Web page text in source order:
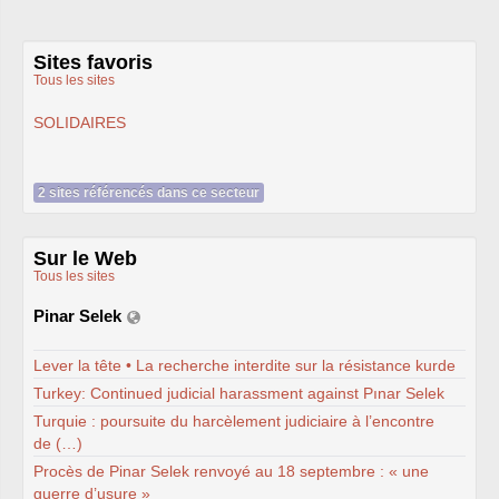
Cemagref)
IRSTEA, 2018
IRSTEA
Cemagref -IRSTEA, 2012
Cemagref, 2011
Cemagref, 2008
Mandat
PS2004-2008
labellisation Carnot
Budget - crédits labos
Emploi
Stagiaires
Action sociale
Sites favoris
Tous les sites
SOLIDAIRES
2 sites référencés dans ce secteur
Sur le Web
Tous les sites
Pinar Selek
Lever la tête • La recherche interdite sur la résistance kurde
Turkey: Continued judicial harassment against Pınar Selek
Turquie : poursuite du harcèlement judiciaire à l’encontre
de (…)
Procès de Pinar Selek renvoyé au 18 septembre : « une
guerre d’usure »